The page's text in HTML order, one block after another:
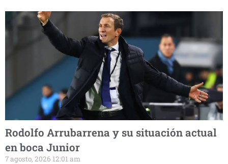
Rodolfo Arrubarrena y su situación actual
en boca Junior
7 agosto, 2026 12:01 am